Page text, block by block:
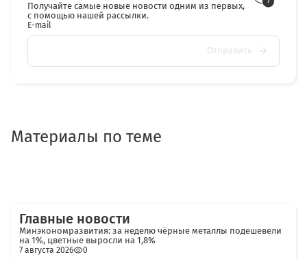
Получайте самые новые новости одним из первых,
с помощью нашей рассылки.
E-mail
Отправить
Материалы по теме
Главные новости
Минэкономразвития: за неделю чёрные металлы подешевели
на 1%, цветные выросли на 1,8%
7 августа 2026 0